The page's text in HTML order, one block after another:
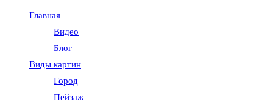
Главная
Видео
Блог
Виды картин
Город
Пейзаж